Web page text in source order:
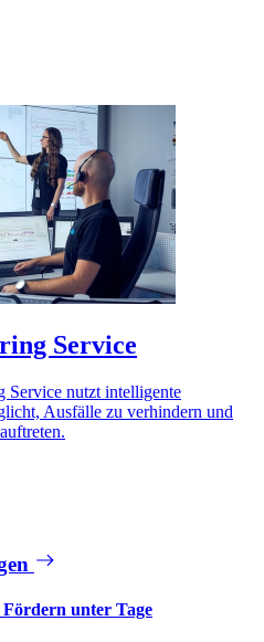
Service
Service nutzt intelligente
Ausfälle zu verhindern und
unter Tage